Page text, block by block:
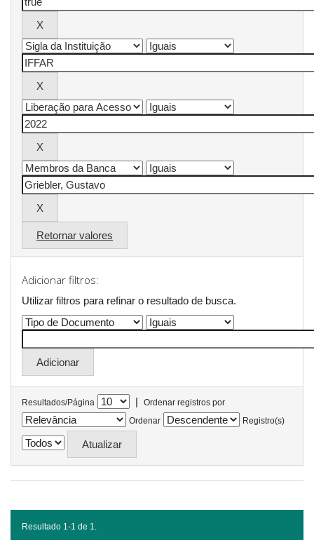
Retornar valores
Adicionar filtros:
Utilizar filtros para refinar o resultado de busca.
Resultados/Página |
Ordenar registros por
Ordenar
Registro(s)
Resultado 1-1 de 1.